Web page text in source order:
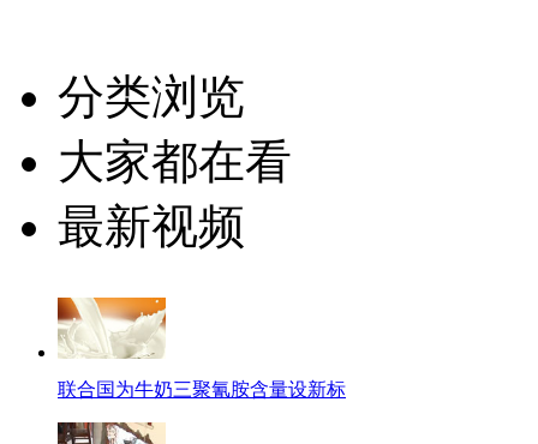
分类浏览
大家都在看
最新视频
联合国为牛奶三聚氰胺含量设新标